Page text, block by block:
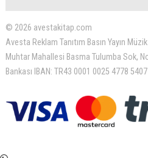
© 2026 avestakitap.com
Avesta Reklam Tanıtım Basın Yayın
Muhtar Mahallesi Basma Tulumba Sok,
Bankası IBAN: TR43 0001 0025 4778